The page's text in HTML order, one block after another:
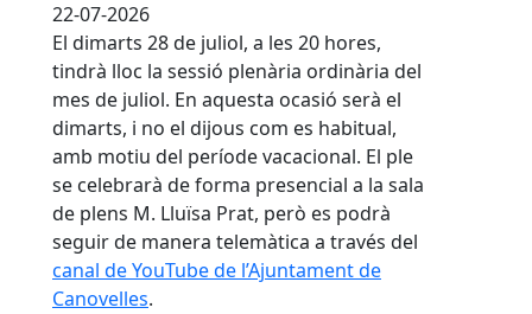
22-07-2026
El dimarts 28 de juliol, a les 20 hores,
tindrà lloc la sessió plenària ordinària del
mes de juliol. En aquesta ocasió serà el
dimarts, i no el dijous com es habitual,
amb motiu del període vacacional. El ple
se celebrarà de forma presencial a la sala
de plens M. Lluïsa Prat, però es podrà
seguir de manera telemàtica a través del
canal de YouTube de l’Ajuntament de
Canovelles.